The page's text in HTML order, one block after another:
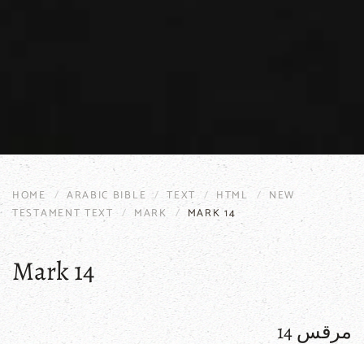
HOME ARABIC BIBLE TEXT HTML
NEW
TESTAMENT TEXT
MARK MARK 14
Mark 14
مرقس 14